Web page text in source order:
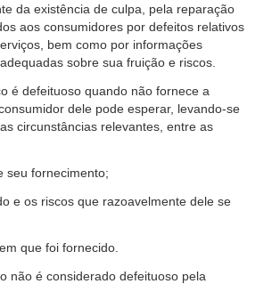
da existência de culpa, pela reparação
aos consumidores por defeitos relativos
bem como por informações
sobre sua fruição e riscos.
é defeituoso quando não fornece a
dele pode esperar, levando-se
circunstâncias relevantes, entre as
seu fornecimento;
e os riscos que razoavelmente dele se
que foi fornecido.
não é considerado defeituoso pela